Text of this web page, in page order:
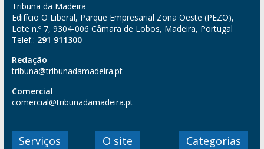
Tribuna da Madeira
Edifício O Liberal, Parque Empresarial Zona Oeste (PEZO),
Lote n.º 7, 9304-006 Câmara de Lobos, Madeira, Portugal
Telef.: 291 911300
Redação
tribuna@tribunadamadeira.pt
Comercial
comercial@tribunadamadeira.pt
Serviços O site Categorias